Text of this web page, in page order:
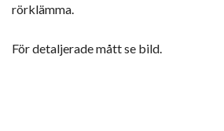
rörklämma.
För detaljerade mått se bild.